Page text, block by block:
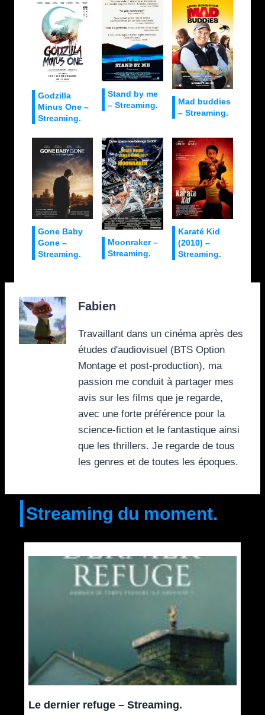
Godzilla
Minus One –
Streaming.
Stand by me
– Streaming.
Mad buddies
– Streaming.
Gone Baby
Gone –
Streaming.
Moonraker –
Streaming.
Karaté Kid
(2010) –
Streaming.
Fabien
Travaillant dans un cinéma après des
études d'audiovisuel (BTS Option
Montage et post-production), ma
passion me conduit à partager mes
avis sur les films que je regarde,
avec une forte préférence pour la
science-fiction et le fantastique ainsi
que les thrillers. Je regarde de tous
les genres et de toutes les époques.
Streaming du moment.
Le dernier refuge – Streaming.